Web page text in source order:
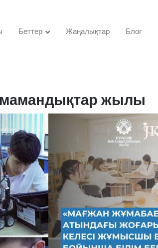
Беттер Жаңалықтар Блог
жылы